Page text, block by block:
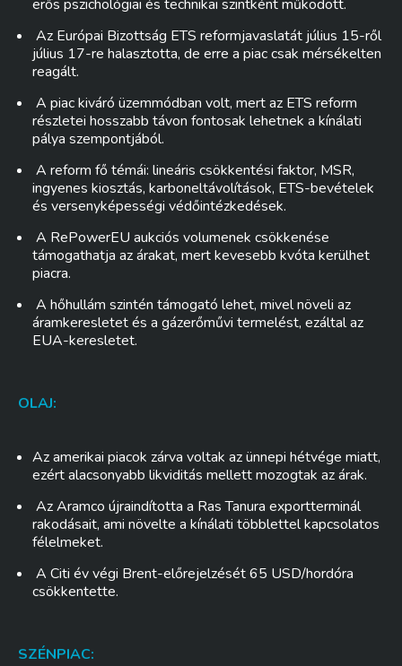
erős pszichológiai és technikai szintként működött.
Az Európai Bizottság ETS reformjavaslatát július 15-ről
július 17-re halasztotta, de erre a piac csak mérsékelten
reagált.
A piac kiváró üzemmódban volt, mert az ETS reform
részletei hosszabb távon fontosak lehetnek a kínálati
pálya szempontjából.
A reform fő témái: lineáris csökkentési faktor, MSR,
ingyenes kiosztás, karboneltávolítások, ETS-bevételek
és versenyképességi védőintézkedések.
A RePowerEU aukciós volumenek csökkenése
támogathatja az árakat, mert kevesebb kvóta kerülhet
piacra.
A hőhullám szintén támogató lehet, mivel növeli az
áramkeresletet és a gázerőművi termelést, ezáltal az
EUA-keresletet.
OLAJ:
Az amerikai piacok zárva voltak az ünnepi hétvége miatt,
ezért alacsonyabb likviditás mellett mozogtak az árak.
Az Aramco újraindította a Ras Tanura exportterminál
rakodásait, ami növelte a kínálati többlettel kapcsolatos
félelmeket.
A Citi év végi Brent-előrejelzését 65 USD/hordóra
csökkentette.
SZÉNPIAC: